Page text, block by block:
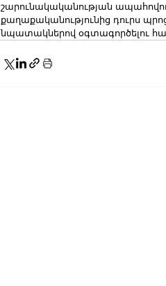
շարունակականության
քաղաքականությունից դուրս
նպատակներով օգտագործելու